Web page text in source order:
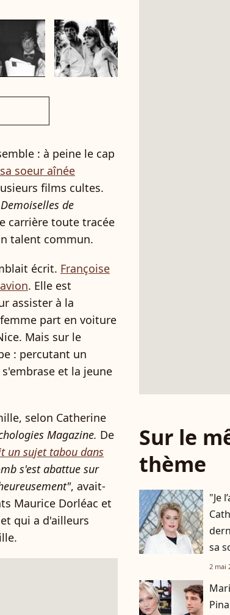
: à peine le cap
sa soeur aînée
films cultes.
Demoiselles de
carrière toute tracée
talent commun.
écrit. Françoise
. Elle est
assister à la
part en voiture
Mais sur le
: percutant un
et la jeune
selon Catherine
Magazine. De
un sujet tabou dans
s'est abattue sur
, avait-
Maurice Dorléac et
qui a d'ailleurs
Sur le
thème
"Je
sa
2 mai